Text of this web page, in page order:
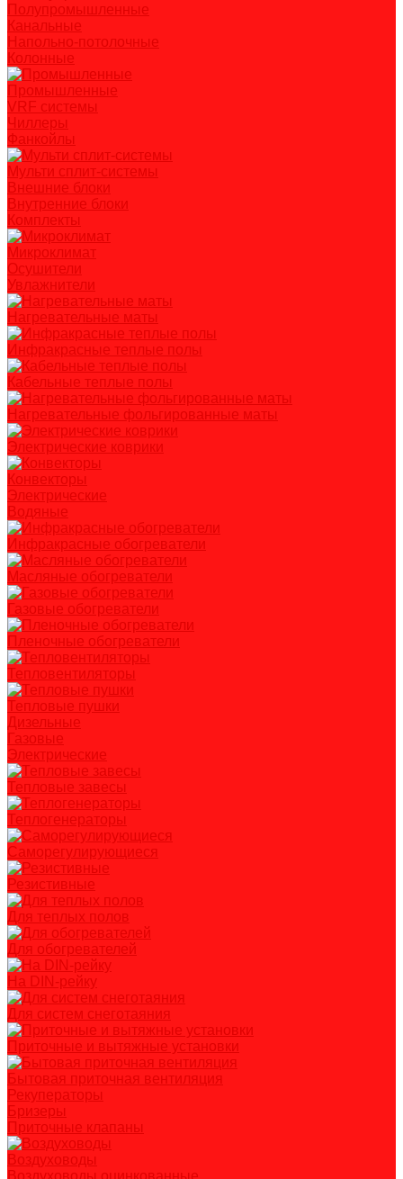
Полупромышленные
Канальные
Напольно-потолочные
Колонные
Промышленные
VRF системы
Чиллеры
Фанкойлы
Мульти сплит-системы
Внешние блоки
Внутренние блоки
Комплекты
Микроклимат
Осушители
Увлажнители
Нагревательные маты
Инфракрасные теплые полы
Кабельные теплые полы
Нагревательные фольгированные маты
Электрические коврики
Конвекторы
Электрические
Водяные
Инфракрасные обогреватели
Масляные обогреватели
Газовые обогреватели
Пленочные обогреватели
Тепловентиляторы
Тепловые пушки
Дизельные
Газовые
Электрические
Тепловые завесы
Теплогенераторы
Саморегулирующиеся
Резистивные
Для теплых полов
Для обогревателей
На DIN-рейку
Для систем снеготаяния
Приточные и вытяжные установки
Бытовая приточная вентиляция
Рекуператоры
Бризеры
Приточные клапаны
Воздуховоды
Воздуховоды оцинкованные